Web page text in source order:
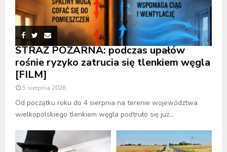
STRAŻ POŻARNA: podczas upałów
rośnie ryzyko zatrucia się tlenkiem węgla
[FILM]
5 sierpnia 2026
Od początku roku do 4 sierpnia na terenie województwa
wielkopolskiego tlenkiem węgla podtruło się już...